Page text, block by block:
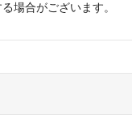
場合がございます。